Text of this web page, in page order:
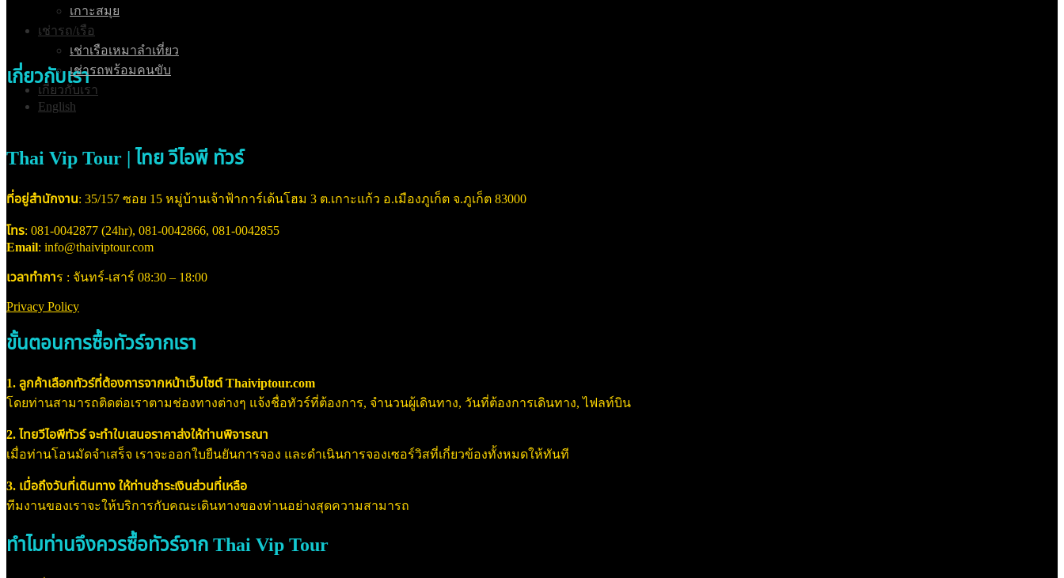
เกาะสมุย
เช่ารถ/เรือ
เช่าเรือเหมาลำเที่ยว
เช่ารถพร้อมคนขับ
เกี่ยวกับเรา
English
เกี่ยวกับเรา
Thai Vip Tour | ไทย วีไอพี ทัวร์
ที่อยู่สำนักงาน: 35/157 ซอย 15 หมู่บ้านเจ้าฟ้าการ์เด้นโฮม 3 ต.เกาะแก้ว อ.เมืองภูเก็ต จ.ภูเก็ต 83000
โทร: 081-0042877 (24hr), 081-0042866, 081-0042855
Email: info@thaiviptour.com
เวลาทำการ : จันทร์-เสาร์ 08:30 – 18:00
Privacy Policy
ขั้นตอนการซื้อทัวร์จากเรา
1. ลูกค้าเลือกทัวร์ที่ต้องการจากหน้าเว็บไซต์ Thaiviptour.com
โดยท่านสามารถติดต่อเราตามช่องทางต่างๆ แจ้งชื่อทัวร์ที่ต้องการ, จำนวนผู้เดินทาง, วันที่ต้องการเดินทาง, ไฟลท์บิน
2. ไทยวีไอพีทัวร์ จะทำใบเสนอราคาส่งให้ท่านพิจารณา
เมื่อท่านโอนมัดจำเสร็จ เราจะออกใบยืนยันการจอง และดำเนินการจองเซอร์วิสที่เกี่ยวข้องทั้งหมดให้ทันที
3. เมื่อถึงวันที่เดินทาง ให้ท่านชำระเงินส่วนที่เหลือ
ทีมงานของเราจะให้บริการกับคณะเดินทางของท่านอย่างสุดความสามารถ
ทำไมท่านจึงควรซื้อทัวร์จาก Thai Vip Tour